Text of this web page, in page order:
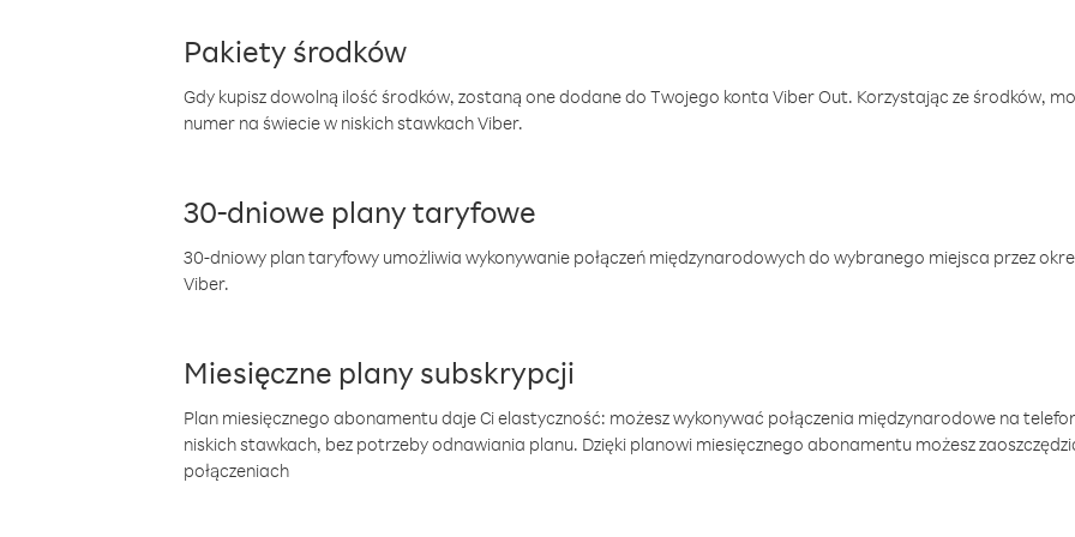
Pakiety środków
Gdy kupisz dowolną ilość środków, zostaną one dodane do Twojego konta Viber Out. Korzystając ze środków,
numer na świecie w niskich stawkach Viber.
30-dniowe plany taryfowe
30-dniowy plan taryfowy umożliwia wykonywanie połączeń międzynarodowych do wybranego miejsca przez
Viber.
Miesięczne plany subskrypcji
Plan miesięcznego abonamentu daje Ci elastyczność: możesz wykonywać połączenia międzynarodowe na
niskich stawkach, bez potrzeby odnawiania planu. Dzięki planowi miesięcznego abonamentu możesz
połączeniach